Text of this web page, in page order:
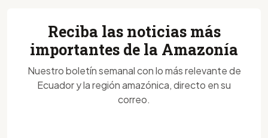
Reciba las noticias más
importantes de la Amazonía
Nuestro boletín semanal con lo más relevante de
Ecuador y la región amazónica, directo en su
correo.